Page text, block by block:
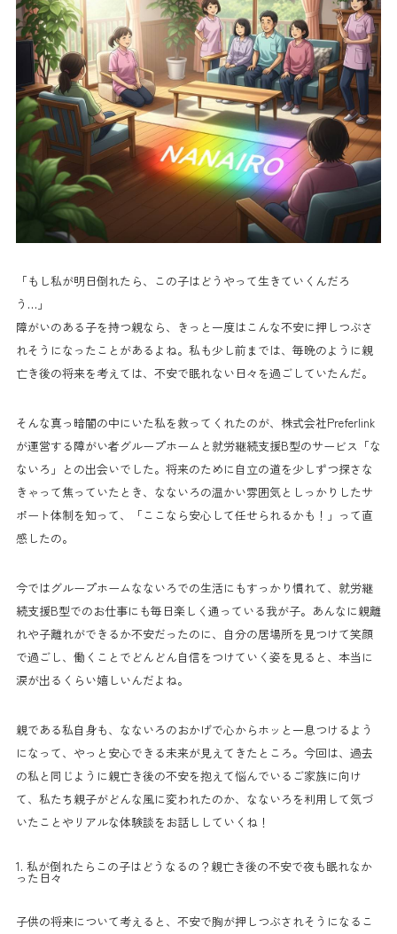
「もし私が明日倒れたら、この子はどうやって生きていくんだろ
う…」
障がいのある子を持つ親なら、きっと一度はこんな不安に押しつぶさ
れそうになったことがあるよね。私も少し前までは、毎晩のように親
亡き後の将来を考えては、不安で眠れない日々を過ごしていたんだ。
そんな真っ暗闇の中にいた私を救ってくれたのが、株式会社Preferlink
が運営する障がい者グループホームと就労継続支援B型のサービス「な
ないろ」との出会いでした。将来のために自立の道を少しずつ探さな
きゃって焦っていたとき、なないろの温かい雰囲気としっかりしたサ
ポート体制を知って、「ここなら安心して任せられるかも！」って直
感したの。
今ではグループホームなないろでの生活にもすっかり慣れて、就労継
続支援B型でのお仕事にも毎日楽しく通っている我が子。あんなに親離
れや子離れができるか不安だったのに、自分の居場所を見つけて笑顔
で過ごし、働くことでどんどん自信をつけていく姿を見ると、本当に
涙が出るくらい嬉しいんだよね。
親である私自身も、なないろのおかげで心からホッと一息つけるよう
になって、やっと安心できる未来が見えてきたところ。今回は、過去
の私と同じように親亡き後の不安を抱えて悩んでいるご家族に向け
て、私たち親子がどんな風に変われたのか、なないろを利用して気づ
いたことやリアルな体験談をお話ししていくね！
1. 私が倒れたらこの子はどうなるの？親亡き後の不安で夜も眠れなか
った日々
子供の将来について考えると、不安で胸が押しつぶされそうになるこ